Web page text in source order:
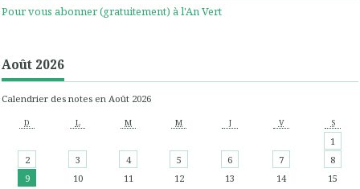
Pour vous abonner (gratuitement) à l'An Vert
Août 2026
Calendrier des notes en Août 2026
D L M M J V S
1
2
3 4 5 6 7
8
9
10 11 12 13 14
15